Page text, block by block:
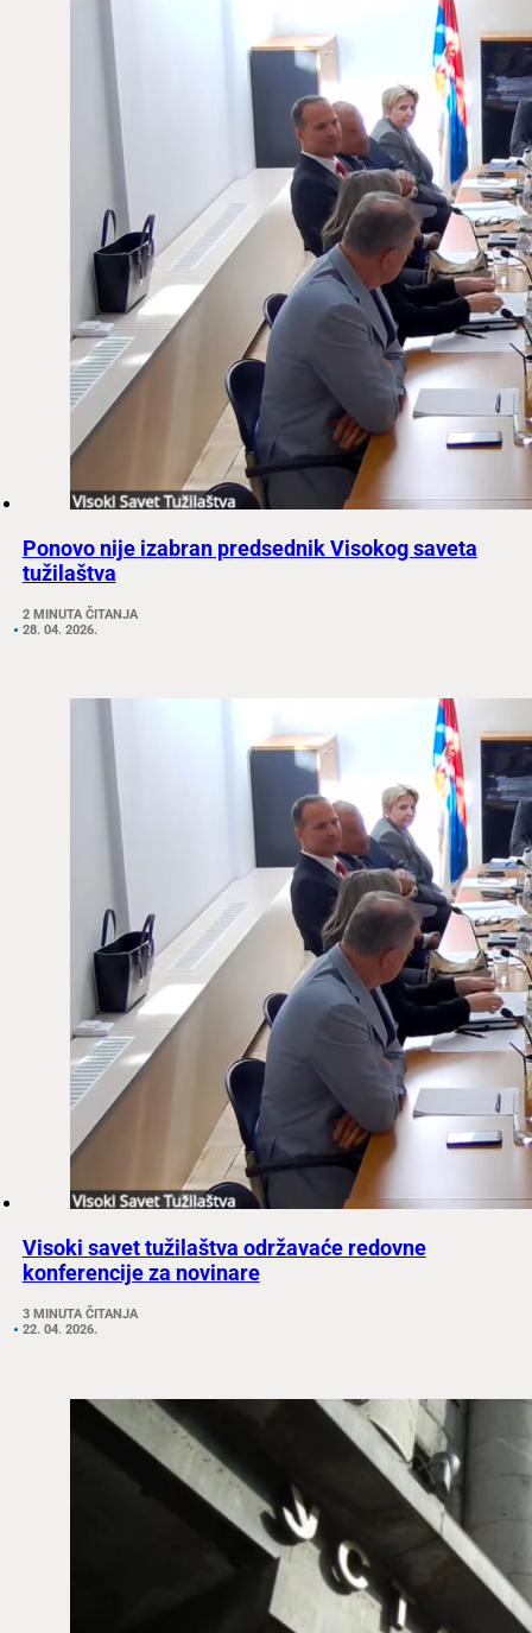
Ponovo nije izabran predsednik Visokog saveta
tužilaštva
2 MINUTA ČITANJA
28. 04. 2026.
Visoki savet tužilaštva održavaće redovne
konferencije za novinare
3 MINUTA ČITANJA
22. 04. 2026.